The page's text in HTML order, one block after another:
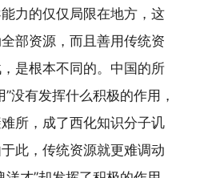
力的仅仅局限在地方，这
部资源，而且善用传统资
是根本不同的。中国的所
没有发挥什么积极的作用，
所，成了西化知识分子讥
此，传统资源就更难调动